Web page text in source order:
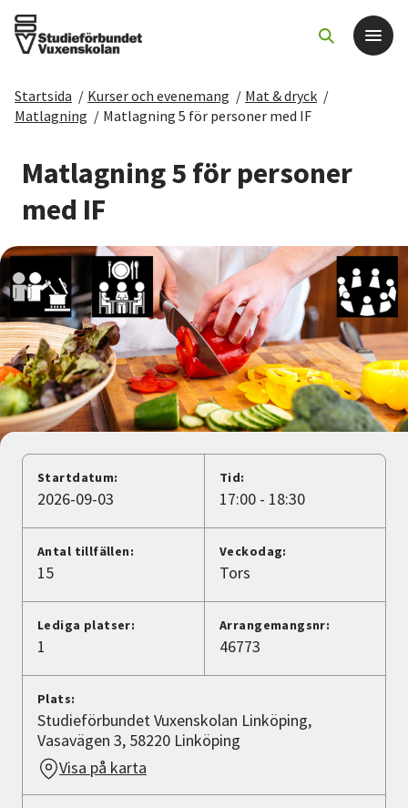
Det här gör vi
För dig som
Sök kurser och evenemang
Om SV
Starta studiecirkel
Cirkelledare
Nyheter
Avdelningar
Lyssna
Startsida / Kurser och evenemang / Mat & dryck /
Matlagning / Matlagning 5 för personer med IF
Matlagning 5 för personer
med IF
Startdatum:
2026-09-03
Tid:
17:00 - 18:30
Antal tillfällen:
15
Veckodag:
Tors
Lediga platser:
1
Arrangemangsnr:
46773
Plats:
Studieförbundet Vuxenskolan Linköping,
Vasavägen 3, 58220 Linköping
Visa på karta